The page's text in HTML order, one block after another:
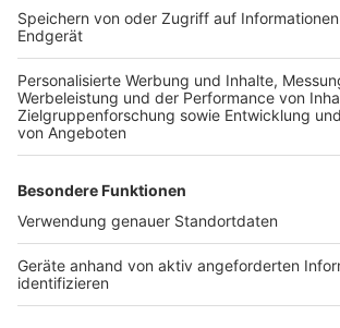
Anzeige
Die Polizei weist darauf hin, dass nicht
vorherrschenden Pandemiezeit ein
Sicherheitsabstand gewährt werden
halten, die sich dicht gedrängt zum
Bahnhöfen, Haltestellen oder
aufhalten. Das geschilderte Beispiel
dass Diebe eine Situation provozieren,
Nutze machen und so die Opfer um